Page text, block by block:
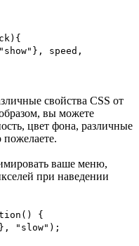
speed,
свойства CSS от
вы можете
цвет фона, различные
пожелаете.
ваше меню,
при наведении
{
"slow");